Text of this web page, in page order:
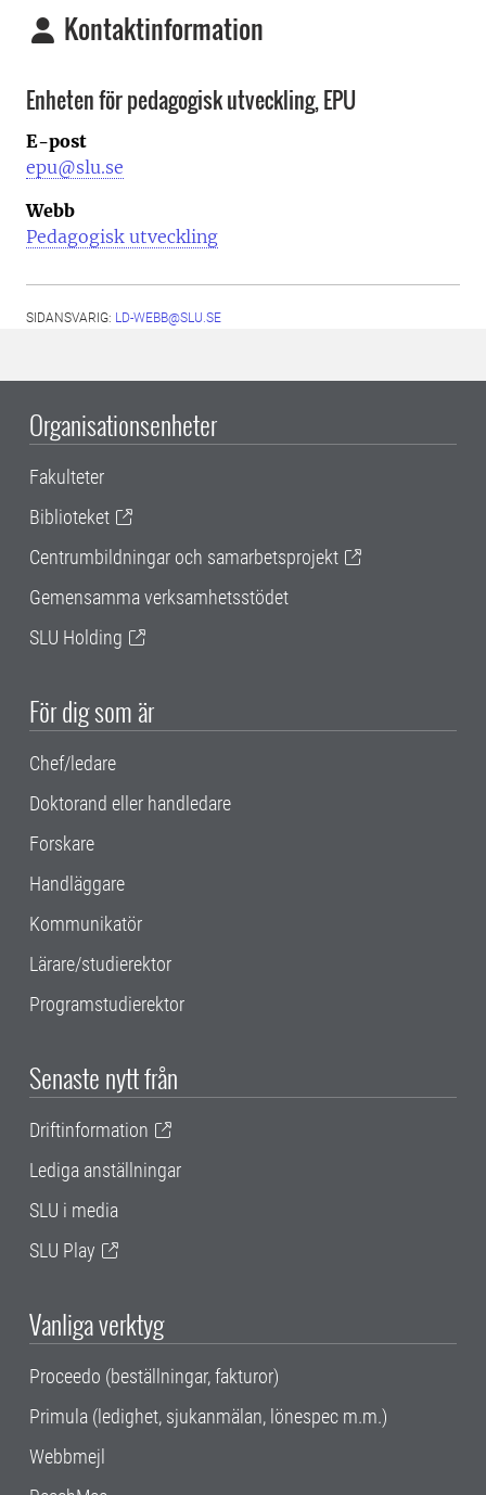
Kontaktinformation
Enheten för pedagogisk utveckling, EPU
E-post
epu@slu.se
Webb
Pedagogisk utveckling
SIDANSVARIG: LD-WEBB@SLU.SE
Organisationsenheter
Fakulteter
Biblioteket
Centrumbildningar och samarbetsprojekt
Gemensamma verksamhetsstödet
SLU Holding
För dig som är
Chef/ledare
Doktorand eller handledare
Forskare
Handläggare
Kommunikatör
Lärare/studierektor
Programstudierektor
Senaste nytt från
Driftinformation
Lediga anställningar
SLU i media
SLU Play
Vanliga verktyg
Proceedo (beställningar, fakturor)
Primula (ledighet, sjukanmälan, lönespec m.m.)
Webbmejl